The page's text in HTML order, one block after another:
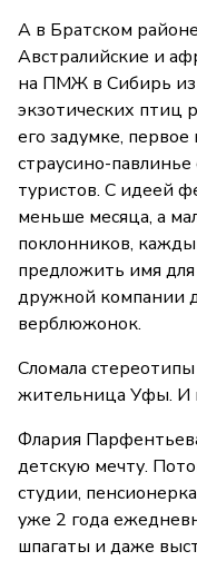
А в Братском
Австралийские и
на ПМЖ в Сибирь
экзотических птиц
его задумке,
страусино-
туристов. С идеей
меньше месяца, а
поклонников,
предложить имя
дружной компании
верблюжонок.
Сломала
жительница Уфы. И
Флария
детскую мечту.
студии,
уже 2 года
шпагаты и даже